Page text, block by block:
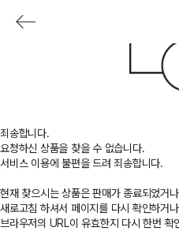
죄송합니다.
요청하신 상품을 찾을 수 없습니다.
서비스 이용에 불편을 드려 죄송합니다.
현재 찾으시는 상품은 판매가 종료되었거
새로고침 하셔서 페이지를 다시 확인하거나,
브라우저의 URL이 유효한지 다시 한번 확